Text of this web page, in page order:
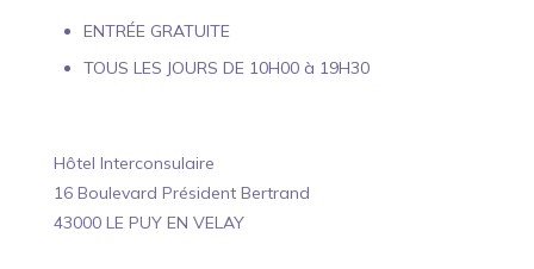
ENTRÉE GRATUITE
TOUS LES JOURS DE 10H00 à 19H30
Hôtel Interconsulaire
16 Boulevard Président Bertrand
43000 LE PUY EN VELAY